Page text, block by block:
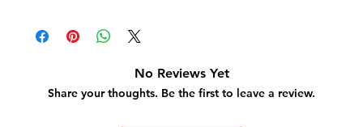
No Reviews Yet
Share your thoughts. Be the first to leave a review.